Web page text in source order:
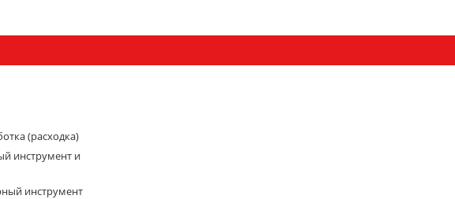
(расходка)
инструмент и
инструмент